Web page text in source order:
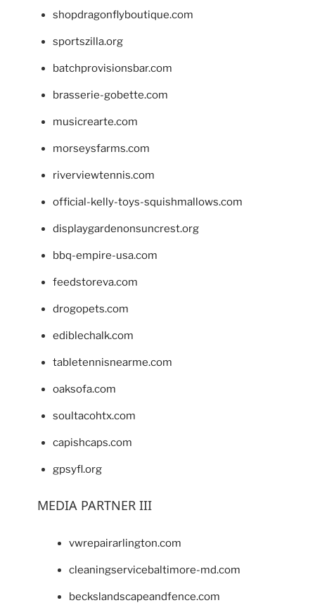
shopdragonflyboutique.com
sportszilla.org
batchprovisionsbar.com
brasserie-gobette.com
musicrearte.com
morseysfarms.com
riverviewtennis.com
official-kelly-toys-squishmallows.com
displaygardenonsuncrest.org
bbq-empire-usa.com
feedstoreva.com
drogopets.com
ediblechalk.com
tabletennisnearme.com
oaksofa.com
soultacohtx.com
capishcaps.com
gpsyfl.org
MEDIA PARTNER III
vwrepairarlington.com
cleaningservicebaltimore-md.com
beckslandscapeandfence.com